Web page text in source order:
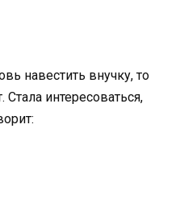
навестить внучку, то
Стала интересоваться,